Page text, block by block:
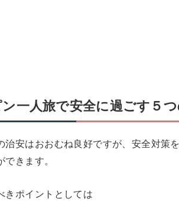
一人旅で安全に過ごす５
治安はおおむね良好ですが、安全対策
できます。
きポイントとしては